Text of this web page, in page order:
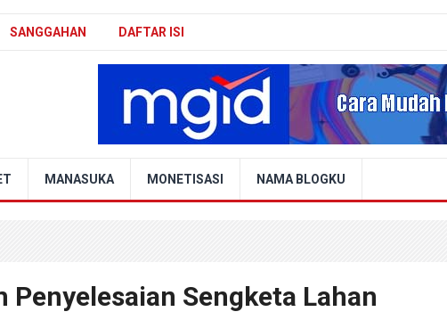
SANGGAHAN DAFTAR ISI
MANASUKA MONETISASI NAMA BLOGKU
Penyelesaian Sengketa Lahan